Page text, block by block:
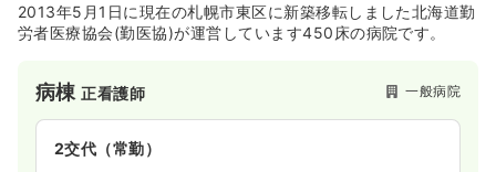
日祝休み
月給24万円以上可
その他 正看護師
2013年5月1日に現在の札幌市東区に新築移転しました北海道勤
労者医療協会(勤医協)が運営しています450床の病院です。
病棟正看護師 一般病院
2交代（常勤）